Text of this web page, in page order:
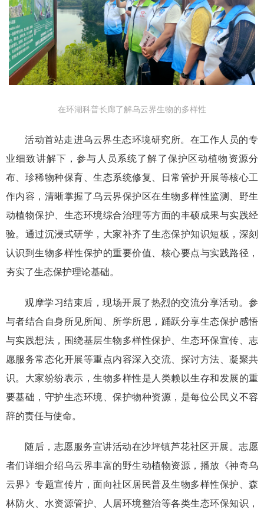
在环湖科普长廊了解乌云界生物的多样性
活动首站走进乌云界生态环境研究所。在工作人员的专
业细致讲解下，参与人员系统了解了保护区动植物资源分
布、珍稀物种保育、生态系统修复、日常管护开展等核心工
作内容，清晰掌握了乌云界保护区在生物多样性监测、野生
动植物保护、生态环境综合治理等方面的丰硕成果与实践经
验。通过沉浸式研学，大家补齐了生态保护知识短板，深刻
认识到生物多样性保护的重要价值、核心要点与实践路径，
夯实了生态保护理论基础。
观摩学习结束后，现场开展了热烈的交流分享活动。参
与者结合自身所见所闻、所学所思，踊跃分享生态保护感悟
与实践想法，围绕基层生物多样性保护、生态环保宣传、志
愿服务常态化开展等重点内容深入交流、探讨方法、凝聚共
识。大家纷纷表示，生物多样性是人类赖以生存和发展的重
要基础，守护生态环境、保护物种资源，是每位公民义不容
辞的责任与使命。
随后，志愿服务宣讲活动在沙坪镇芦花社区开展。志愿
者们详细介绍乌云界丰富的野生动植物资源，播放《神奇乌
云界》专题宣传片，面向社区居民普及生物多样性保护、森
林防火、水资源管护、人居环境整治等各类生态环保知识，